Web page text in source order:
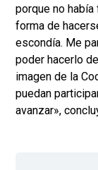
porque no
forma de
escondía. Me
poder hacerlo
imagen de la
puedan
avanzar»,